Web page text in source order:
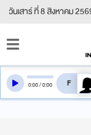
วันเสาร์ ที่ 8 สิงหาคม
0:00/0:00 สลั